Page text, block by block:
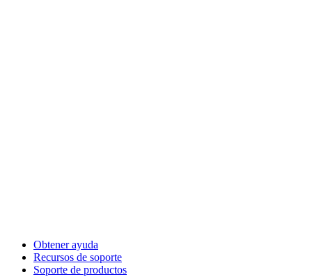
Obtener ayuda
Recursos de soporte
Soporte de productos